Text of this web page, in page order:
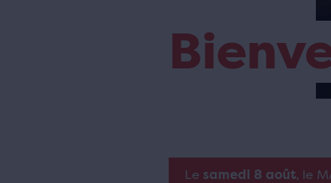
Le samedi 8 août, le